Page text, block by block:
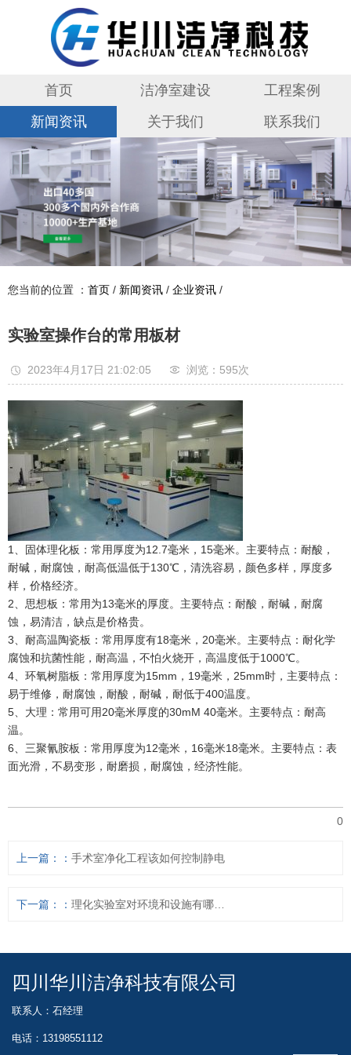
首页 洁净室建设
工程案例
新闻资讯
关于我们 联系我们
您当前的位置 ： 首页 / 新闻资讯 / 企业资讯 /
实验室操作台的常用板材
2023年4月17日 21:02:05 浏览：595次
1、固体理化板：常用厚度为12.7毫米，15毫米。主要特点：耐酸，
耐碱，耐腐蚀，耐高低温低于130℃，清洗容易，颜色多样，厚度多
样，价格经济。
2、思想板：常用为13毫米的厚度。主要特点：耐酸，耐碱，耐腐
蚀，易清洁，缺点是价格贵。
3、耐高温陶瓷板：常用厚度有18毫米，20毫米。主要特点：耐化学
腐蚀和抗菌性能，耐高温，不怕火烧开，高温度低于1000℃。
4、环氧树脂板：常用厚度为15mm，19毫米，25mm时，主要特点：
易于维修，耐腐蚀，耐酸，耐碱，耐低于400温度。
5、大理：常用可用20毫米厚度的30mM 40毫米。主要特点：耐高
温。
6、三聚氰胺板：常用厚度为12毫米，16毫米18毫米。主要特点：表
面光滑，不易变形，耐磨损，耐腐蚀，经济性能。
0
上一篇： 手术室净化工程该如何控制静电
下一篇：
四川华川洁净科技有限公司
联系人：石经理
电话：13198551112